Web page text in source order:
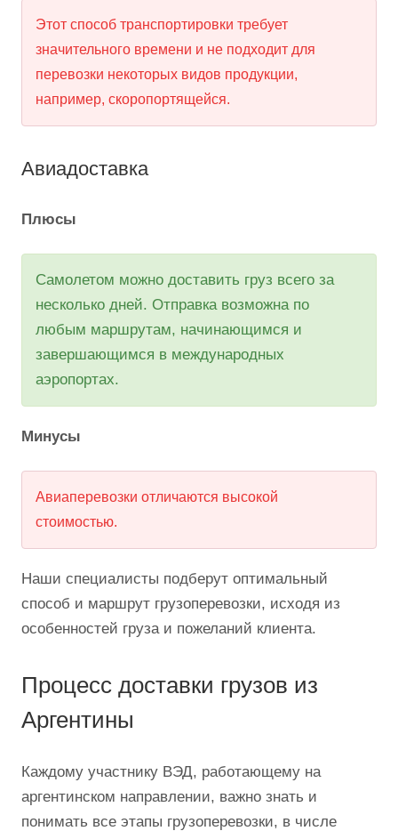
Этот способ транспортировки требует
значительного времени и не подходит для
перевозки некоторых видов продукции,
например, скоропортящейся.
Авиадоставка
Плюсы
Самолетом можно доставить груз всего за
несколько дней. Отправка возможна по
любым маршрутам, начинающимся и
завершающимся в международных
аэропортах.
Минусы
Авиаперевозки отличаются высокой
стоимостью.
Наши специалисты подберут оптимальный
способ и маршрут грузоперевозки, исходя из
особенностей груза и пожеланий клиента.
Процесс доставки грузов из
Аргентины
Каждому участнику ВЭД, работающему на
аргентинском направлении, важно знать и
понимать все этапы грузоперевозки, в числе